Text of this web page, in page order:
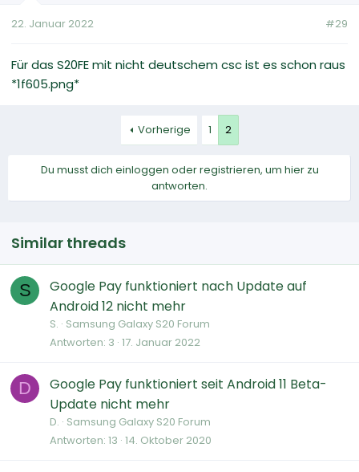
22. Januar 2022 #29
Für das S20FE mit nicht deutschem csc ist es schon raus
*1f605.png*
Vorherige 1 2
Du musst dich einloggen oder registrieren, um hier zu
antworten.
Similar threads
S
Google Pay funktioniert nach Update auf
Android 12 nicht mehr
S. Samsung Galaxy S20 Forum
Antworten 3 17. Januar 2022
D
Google Pay funktioniert seit Android 11 Beta-
Update nicht mehr
D. Samsung Galaxy S20 Forum
Antworten 13 14. Oktober 2020